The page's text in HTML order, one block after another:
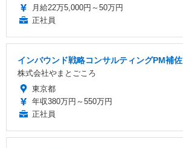
月給22万5,000円～50万円
正社員
インバウンド戦略コンサルティングPM補佐
株式会社やまとごころ
東京都
年収380万円～550万円
正社員